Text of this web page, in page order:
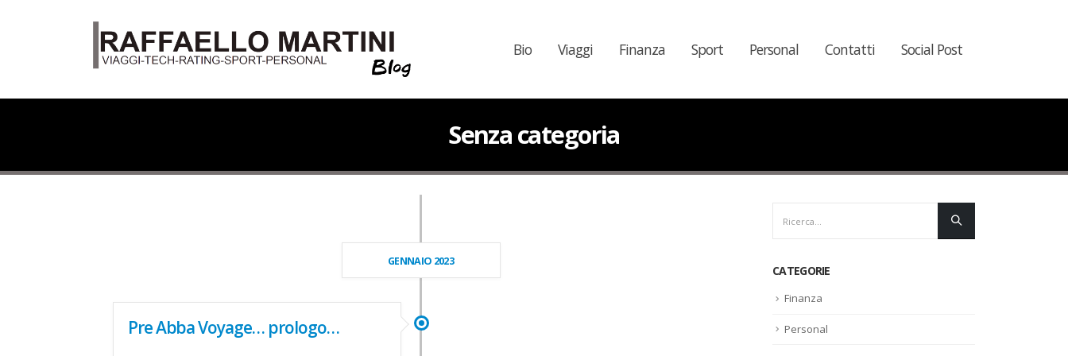
Bio Viaggi Finanza Sport Personal Contatti Social Post
Senza categoria
GENNAIO 2023
Pre Abba Voyage… prologo…
CATEGORIE
Finanza
Personal